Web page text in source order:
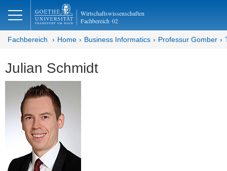
Wirtschaftswissenschaften
Fachbereich 02
Fachbereich Home Business Informatics Professur Gomber
Julian Schmidt